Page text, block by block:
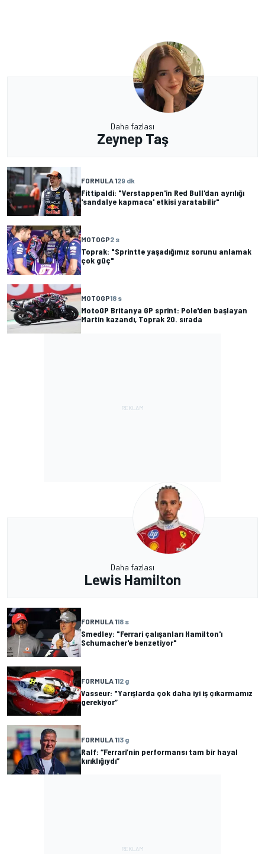
Daha fazlası
Zeynep Taş
FORMULA 129 dk
Fittipaldi: "Verstappen'in Red Bull'dan ayrılığı
'sandalye kapmaca' etkisi yaratabilir"
MOTOGP2 s
Toprak: "Sprintte yaşadığımız sorunu anlamak
çok güç"
MOTOGP18 s
MotoGP Britanya GP sprint: Pole'den başlayan
Martin kazandı, Toprak 20. sırada
Daha fazlası
Lewis Hamilton
FORMULA 118 s
Smedley: "Ferrari çalışanları Hamilton'ı
Schumacher'e benzetiyor"
FORMULA 112 g
Vasseur: "Yarışlarda çok daha iyi iş çıkarmamız
gerekiyor”
FORMULA 113 g
Ralf: “Ferrari’nin performansı tam bir hayal
kırıklığıydı”